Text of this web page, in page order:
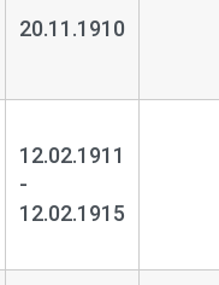
20.11.1910
12.02.1911
-
12.02.1915